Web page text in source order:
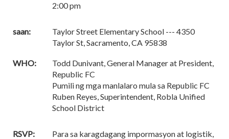
2:00 pm
saan:
Taylor Street Elementary School --- 4350
Taylor St, Sacramento, CA 95838
WHO:
Todd Dunivant, General Manager at President,
Republic FC
Pumili ng mga manlalaro mula sa Republic FC
Ruben Reyes, Superintendent, Robla Unified
School District
RSVP:
Para sa karagdagang impormasyon at logistik,